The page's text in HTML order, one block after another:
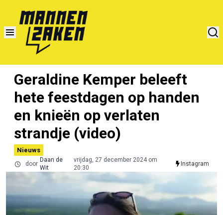
Geraldine Kemper beleeft
hete feestdagen op handen
en knieën op verlaten
strandje (video)
Nieuws
door
Daan de
Wit
vrijdag, 27 december 2024 om
20:30
Instagram